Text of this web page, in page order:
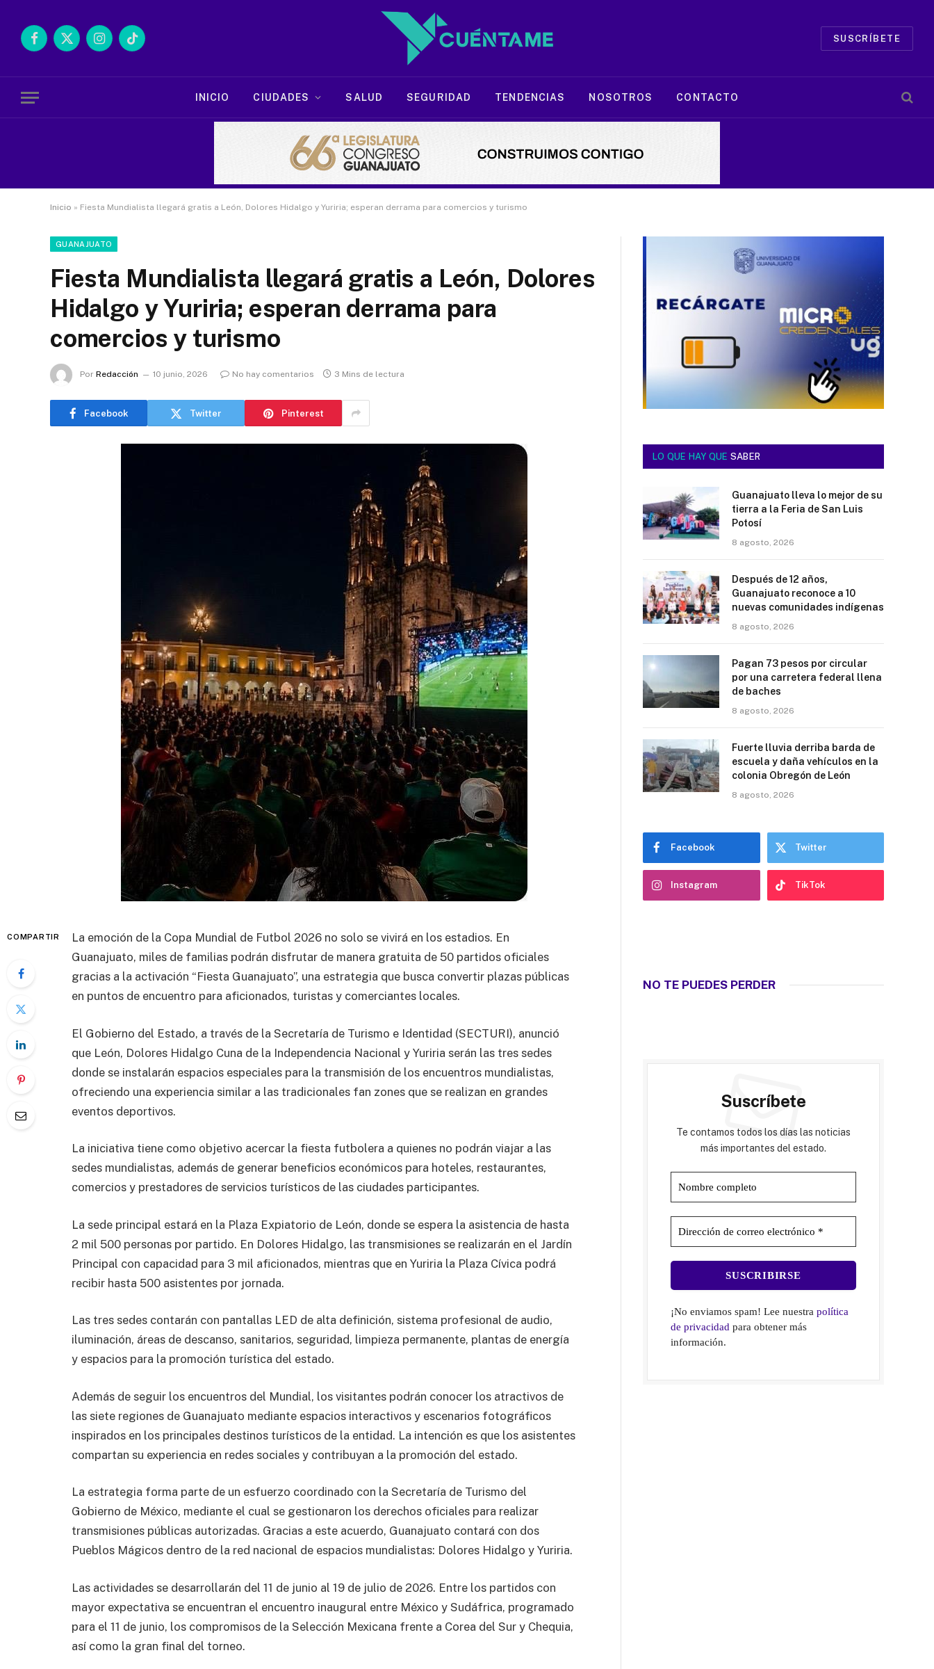
Facebook
X
InstagramTikTok
SUSCRÍBETE
INICIO CIUDADES SALUD SEGURIDAD TENDENCIAS NOSOTROS CONTACTO
Inicio » Fiesta Mundialista llegará gratis a León, Dolores Hidalgo y Yuriria; esperan derrama para comercios y turismo
GUANAJUATO
Fiesta Mundialista llegará gratis a León, Dolores
Hidalgo y Yuriria; esperan derrama para
comercios y turismo
Por Redacción 10 junio, 2026 No hay comentarios 3 Mins de lectura
Facebook Twitter Pinterest
COMPARTIR
La emoción de la Copa Mundial de Futbol 2026 no solo se vivirá en los estadios. En
Guanajuato, miles de familias podrán disfrutar de manera gratuita de 50 partidos oficiales
gracias a la activación “Fiesta Guanajuato”, una estrategia que busca convertir plazas públicas
en puntos de encuentro para aficionados, turistas y comerciantes locales.
El Gobierno del Estado, a través de la Secretaría de Turismo e Identidad (SECTURI), anunció
que León, Dolores Hidalgo Cuna de la Independencia Nacional y Yuriria serán las tres sedes
donde se instalarán espacios especiales para la transmisión de los encuentros mundialistas,
ofreciendo una experiencia similar a las tradicionales fan zones que se realizan en grandes
eventos deportivos.
La iniciativa tiene como objetivo acercar la fiesta futbolera a quienes no podrán viajar a las
sedes mundialistas, además de generar beneficios económicos para hoteles, restaurantes,
comercios y prestadores de servicios turísticos de las ciudades participantes.
La sede principal estará en la Plaza Expiatorio de León, donde se espera la asistencia de hasta
2 mil 500 personas por partido. En Dolores Hidalgo, las transmisiones se realizarán en el Jardín
Principal con capacidad para 3 mil aficionados, mientras que en Yuriria la Plaza Cívica podrá
recibir hasta 500 asistentes por jornada.
Las tres sedes contarán con pantallas LED de alta definición, sistema profesional de audio,
iluminación, áreas de descanso, sanitarios, seguridad, limpieza permanente, plantas de energía
y espacios para la promoción turística del estado.
Además de seguir los encuentros del Mundial, los visitantes podrán conocer los atractivos de
las siete regiones de Guanajuato mediante espacios interactivos y escenarios fotográficos
inspirados en los principales destinos turísticos de la entidad. La intención es que los asistentes
compartan su experiencia en redes sociales y contribuyan a la promoción del estado.
La estrategia forma parte de un esfuerzo coordinado con la Secretaría de Turismo del
Gobierno de México, mediante el cual se gestionaron los derechos oficiales para realizar
transmisiones públicas autorizadas. Gracias a este acuerdo, Guanajuato contará con dos
Pueblos Mágicos dentro de la red nacional de espacios mundialistas: Dolores Hidalgo y Yuriria.
Las actividades se desarrollarán del 11 de junio al 19 de julio de 2026. Entre los partidos con
mayor expectativa se encuentran el encuentro inaugural entre México y Sudáfrica, programado
para el 11 de junio, los compromisos de la Selección Mexicana frente a Corea del Sur y Chequia,
así como la gran final del torneo.
LO QUE HAY QUE SABER
Guanajuato lleva lo mejor de su
tierra a la Feria de San Luis
Potosí
8 agosto, 2026
Después de 12 años,
Guanajuato reconoce a 10
nuevas comunidades indígenas
8 agosto, 2026
Pagan 73 pesos por circular
por una carretera federal llena
de baches
8 agosto, 2026
Fuerte lluvia derriba barda de
escuela y daña vehículos en la
colonia Obregón de León
8 agosto, 2026
Facebook Twitter
Instagram TikTok
NO TE PUEDES PERDER
Suscríbete
Te contamos todos los días las noticias
más importantes del estado.
¡No enviamos spam! Lee nuestrapolítica
de privacidad para obtener más
información.